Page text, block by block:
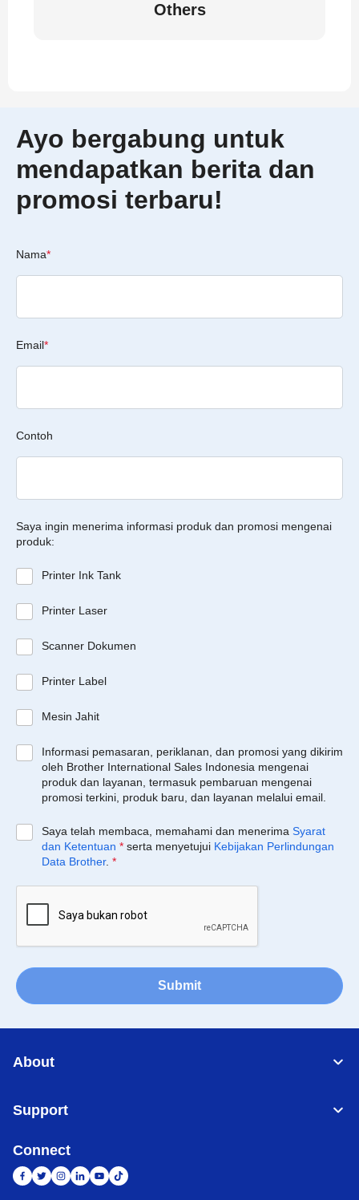
Others
Ayo bergabung untuk
mendapatkan berita dan
promosi terbaru!
Nama*
Email*
Contoh
Saya ingin menerima informasi produk dan promosi mengenai
produk:
Printer Ink Tank
Printer Laser
Scanner Dokumen
Printer Label
Mesin Jahit
Informasi pemasaran, periklanan, dan promosi yang dikirim
oleh Brother International Sales Indonesia mengenai
produk dan layanan, termasuk pembaruan mengenai
promosi terkini, produk baru, dan layanan melalui email.
Saya telah membaca, memahami dan menerima Syarat
dan Ketentuan * serta menyetujui Kebijakan Perlindungan
Data Brother. *
Submit
About
Support
Connect